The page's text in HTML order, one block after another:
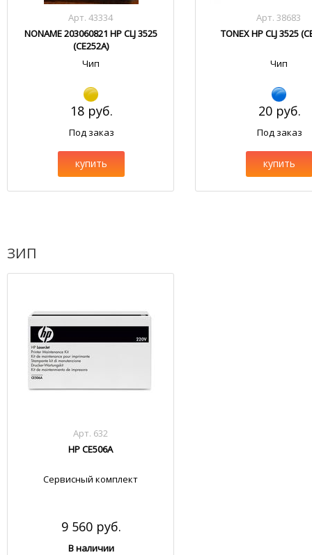
Арт. 43334
NONAME 203060821 HP CLJ 3525
(CE252A)
Чип
18 руб.
Под заказ
купить
Арт. 38683
TONEX HP CLJ 3525
Чип
20 руб.
Под заказ
купить
ЗИП
Арт. 632
HP CE506A
Сервисный комплект
9 560 руб.
В наличии